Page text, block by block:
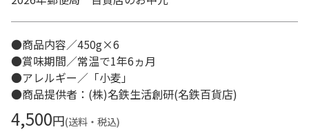
●商品内容／450g×6
●賞味期間／常温で1年6ヵ月
●アレルギー／「小麦」
●商品提供者：(株)名鉄生活創研(名鉄百貨店)
4,500円(送料・税込)